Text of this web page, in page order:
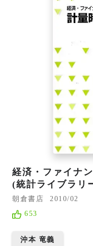
経済・ファイナ
(統計ライブラリ
朝倉書店
2010/02
653
沖本 竜義